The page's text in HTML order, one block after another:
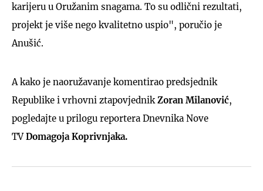
karijeru u Oružanim snagama. To su odlični rezultati,
projekt je više nego kvalitetno uspio", poručio je
Anušić.
A kako je naoružavanje komentirao predsjednik
Republike i vrhovni ztapovjednik Zoran Milanović,
pogledajte u prilogu reportera Dnevnika Nove
TVDomagoja Koprivnjaka.